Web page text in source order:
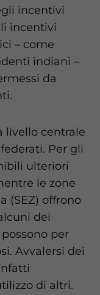
incentivi
incentivi
– come
indiani –
da
livello centrale
Per gli
ulteriori
le zone
(SEZ) offrono
dei
per
Avvalersi dei
di altri.